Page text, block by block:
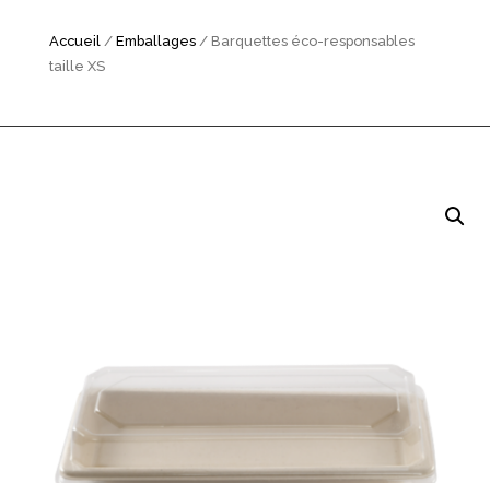
Accueil/ Emballages/ Barquettes éco-responsables
taille XS